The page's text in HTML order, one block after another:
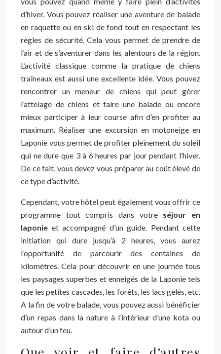
d’hiver. Vous pouvez réaliser une aventure de balade
en raquette ou en ski de fond tout en respectant les
règles de sécurité. Cela vous permet de prendre de
l’air et de s’aventurer dans les alentours de la région.
L’activité classique comme la pratique de chiens
traîneaux est aussi une excellente idée. Vous pouvez
rencontrer un meneur de chiens qui peut gérer
l’attelage de chiens et faire une balade ou encore
mieux participer à leur course afin d’en profiter au
maximum. Réaliser une excursion en motoneige en
Laponie vous permet de profiter pleinement du soleil
qui ne dure que 3 à 6 heures par jour pendant l’hiver.
De ce fait, vous devez vous préparer au coût élevé de
ce type d’activité.
Cependant, votre hôtel peut également vous offrir ce
programme tout compris dans votre séjour en
laponie et accompagné d’un guide. Pendant cette
initiation qui dure jusqu’à 2 heures, vous aurez
l’opportunité de parcourir des centaines de
kilomètres. Cela pour découvrir en une journée tous
les paysages superbes et enneigés de la Laponie tels
que les petites cascades, les forêts, les lacs gelés, etc.
A la fin de votre balade, vous pouvez aussi bénéficier
d’un repas dans la nature à l’intérieur d’une kota ou
autour d’un feu.